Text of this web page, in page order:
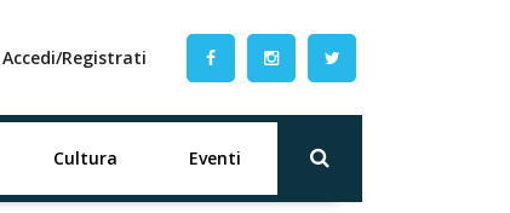
Accedi/Registrati
Cultura Eventi